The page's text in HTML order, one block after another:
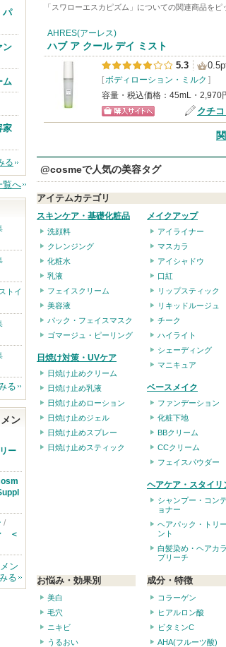
の
バ
ー
に
お
録
れ
す
「 スワローエスカピズム 」についての関連商品をピ
AHRES(アーレス)
ハブ ア クール デイ ミスト
5.3
[ ボディローション・ミルク ]
容量・税込価格：45mL・2,970
ショッピン
クチ
@cosmeで人気の美容タグ
アイテムカテゴリ
スキンケア・基礎化粧品
洗顔料
クレンジング
化粧水
乳液
フェイスクリーム
美容液
パック・フェイスマスク
ゴマージュ・ピーリング
日焼け対策・UVケア
日焼け止めクリーム
日焼け止め乳液
日焼け止めローション
日焼け止めジェル
日焼け止めスプレー
日焼け止めスティック
メイクアップ
アイライナー
マスカラ
アイシャドウ
口紅
リップスティック
リキッドルージュ
チーク
ハイライト
シェーディング
マニキュア
ベースメイク
ファンデーション
化粧下地
BBクリーム
CCクリーム
フェイスパウダー
ヘアケア・スタイリ
シャンプー・コン
ョナー
ヘアパック・トリ
ント
白髪染め・ヘアカ
ブリーチ
お悩み・効果別
美白
毛穴
ニキビ
うるおい
成分・特徴
コラーゲン
ヒアルロン酸
ビタミンC
AHA(フルーツ酸)
パ
ン
ム
家
る
覧へ
トイ
る
ン
ー
/
＜
ン
る